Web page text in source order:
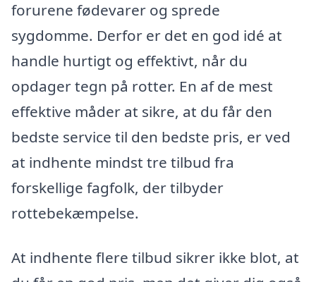
forurene fødevarer og sprede
sygdomme. Derfor er det en god idé at
handle hurtigt og effektivt, når du
opdager tegn på rotter. En af de mest
effektive måder at sikre, at du får den
bedste service til den bedste pris, er ved
at indhente mindst tre tilbud fra
forskellige fagfolk, der tilbyder
rottebekæmpelse.
At indhente flere tilbud sikrer ikke blot, at